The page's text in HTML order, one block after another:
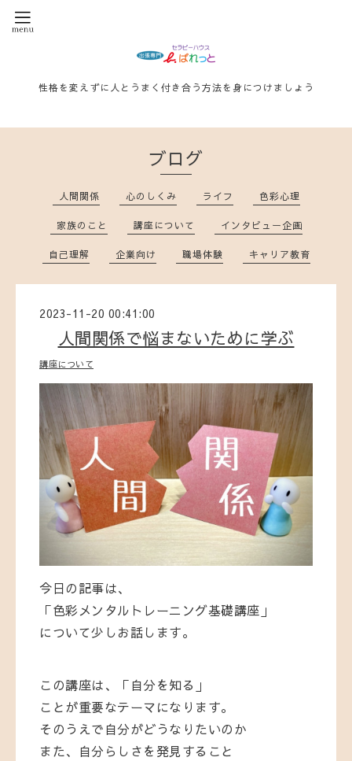
性格を変えずに人とうまく付き合う方法を身につけましょう
ブログ
人間関係 心のしくみ ライフ 色彩心理
家族のこと 講座について インタビュー企画
自己理解 企業向け 職場体験 キャリア教育
2023-11-20 00:41:00
人間関係で悩まないために学ぶ
講座について
今日の記事は、
「色彩メンタルトレーニング基礎講座」
について少しお話します。
この講座は、「自分を知る」
ことが重要なテーマになります。
そのうえで自分がどうなりたいのか
また、自分らしさを発見すること